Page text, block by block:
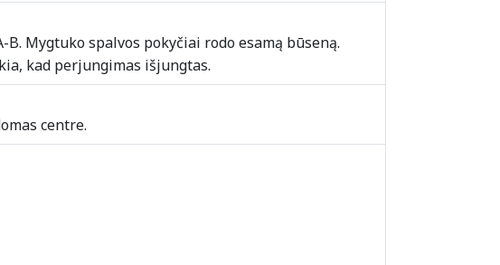
Mygtuko spalvos pokyčiai rodo esamą būseną.
kad perjungimas išjungtas.
centre.